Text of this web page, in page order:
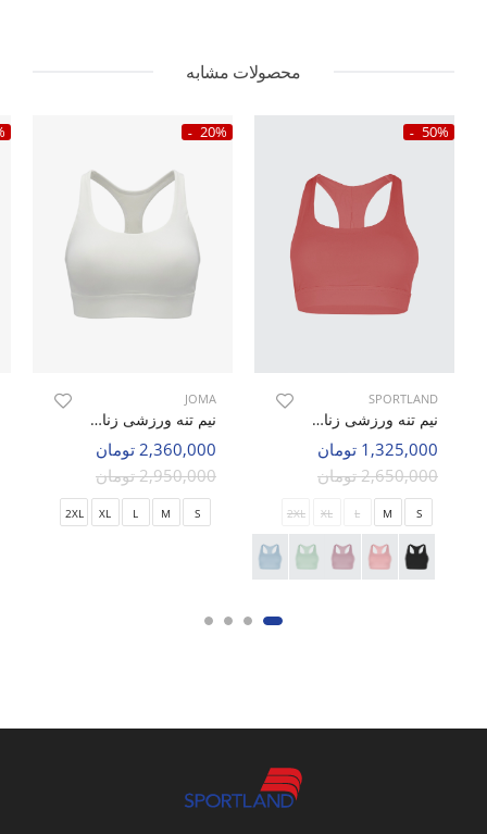
محصولات مشابه
50%
SPORTLAND
نیم تنه ورزشی زنانه اسپورتلند Agri W
1,325,000 تومان
2,650,000 تومان
S
M
L
XL
2XL
20%
JOMA
نیم تنه ورزشی زنانه جوما Fitra Fit W
2,360,000 تومان
2,950,000 تومان
S
M
L
XL
2XL